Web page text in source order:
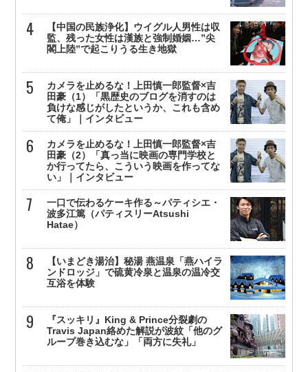
【中国の民族浄化】ウイグル人男性は収
監、残った女性は漢族と強制婚姻…”尖
閣上陸”で起こりうる生き地獄
カメラを止めるな！上田慎一郎監督×吉
田豪（1）「黒歴史のブログを消すのは
負けな感じがしたというか、これも含め
て俺」｜インタビュー
カメラを止めるな！上田慎一郎監督×吉
田豪（2）「真っ当に映画の専門学校と
か行ってたら、こういう映画を作ってな
い」｜インタビュー
一口で伝わるケーキ作る～パティシエ・
波多江篤（パティスリーAtsushi
Hatae）
【いまどき湯治】秘湯 燕温泉「燕ハイラ
ンドロッジ」で硫黄冷泉と温泉の温冷交
互浴を体験
『スッキリ』King & Prince分裂劇の
Travis Japan絡めた解説が波紋「他のグ
ループ巻き込むな」「両方に失礼」